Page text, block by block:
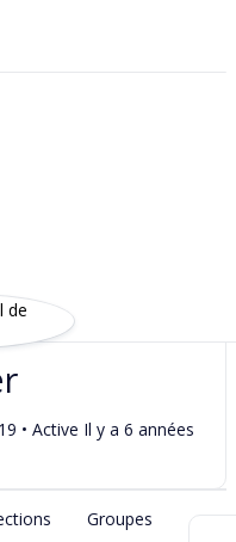
• Active Il y a 6 années
Groupes